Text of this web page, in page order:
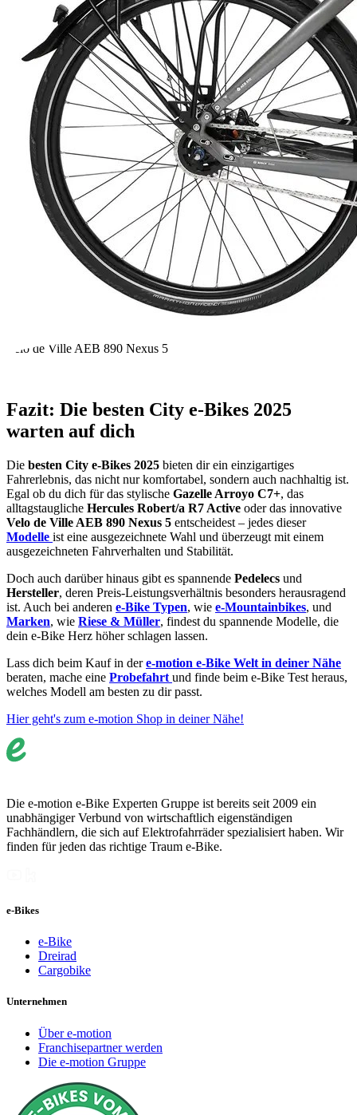
Velo de Ville AEB 890 Nexus 5
Fazit: Die besten City e-Bikes 2025
warten auf dich
Die besten City e-Bikes 2025 bieten dir ein einzigartiges
Fahrerlebnis, das nicht nur komfortabel, sondern auch nachhaltig ist.
Egal ob du dich für das stylische Gazelle Arroyo C7+, das
alltagstaugliche Hercules Robert/a R7 Active oder das innovative
Velo de Ville AEB 890 Nexus 5 entscheidest – jedes dieser
Modelle ist eine ausgezeichnete Wahl und überzeugt mit einem
ausgezeichneten Fahrverhalten und Stabilität.
Doch auch darüber hinaus gibt es spannende Pedelecs und
Hersteller, deren Preis-Leistungsverhältnis besonders herausragend
ist. Auch bei anderen e-Bike Typen, wie e-Mountainbikes, und
Marken, wie Riese & Müller, findest du spannende Modelle, die
dein e-Bike Herz höher schlagen lassen.
Lass dich beim Kauf in dere-motion e-Bike Welt in deiner Nähe
beraten, mache eine Probefahrt und finde beim e-Bike Test heraus,
welches Modell am besten zu dir passt.
Hier geht's zum e-motion Shop in deiner Nähe!
Die e-motion e-Bike Experten Gruppe ist bereits seit 2009 ein
unabhängiger Verbund von wirtschaftlich eigenständigen
Fachhändlern, die sich auf Elektrofahrräder spezialisiert haben. Wir
finden für jeden das richtige Traum e-Bike.
e-Bikes
e-Bike
Dreirad
Cargobike
Unternehmen
Über e-motion
Franchisepartner werden
Die e-motion Gruppe